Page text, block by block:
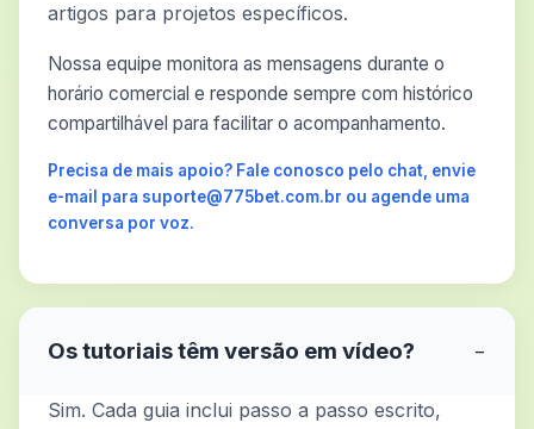
artigos para projetos específicos.
Nossa equipe monitora as mensagens durante o
horário comercial e responde sempre com histórico
compartilhável para facilitar o acompanhamento.
Precisa de mais apoio? Fale conosco pelo chat, envie
e-mail para suporte@775bet.com.br ou agende uma
conversa por voz.
Os tutoriais têm versão em vídeo? −
Sim. Cada guia inclui passo a passo escrito,